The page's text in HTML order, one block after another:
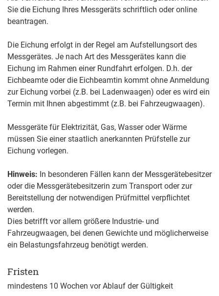
Sie die Eichung Ihres Messgeräts schriftlich oder online
beantragen.
Die Eichung erfolgt in der Regel am Aufstellungsort des
Messgerätes. Je nach Art des Messgerätes kann die
Eichung im Rahmen einer Rundfahrt erfolgen. D.h. der
Eichbeamte oder die Eichbeamtin kommt ohne Anmeldung
zur Eichung vorbei (z.B. bei Ladenwaagen) oder es wird ein
Termin mit Ihnen abgestimmt (z.B. bei Fahrzeugwaagen).
Messgeräte für Elektrizität, Gas, Wasser oder Wärme
müssen Sie einer staatlich anerkannten Prüfstelle zur
Eichung vorlegen.
Hinweis: In besonderen Fällen kann der Messgerätebesitzer
oder die Messgerätebesitzerin zum Transport oder zur
Bereitstellung der notwendigen Prüfmittel verpflichtet
werden.
Dies betrifft vor allem größere Industrie- und
Fahrzeugwaagen, bei denen Gewichte und möglicherweise
ein Belastungsfahrzeug benötigt werden.
Fristen
mindestens 10 Wochen vor Ablauf der Gültigkeit